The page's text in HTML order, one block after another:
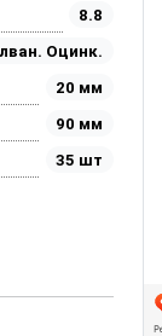
8.8
Оцинк.
20 мм
90 мм
35 шт